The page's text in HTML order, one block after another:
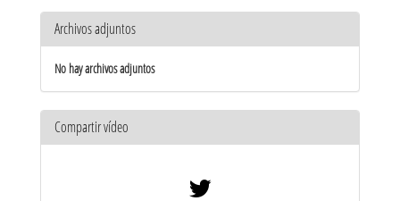
Archivos adjuntos
No hay archivos adjuntos
Compartir vídeo